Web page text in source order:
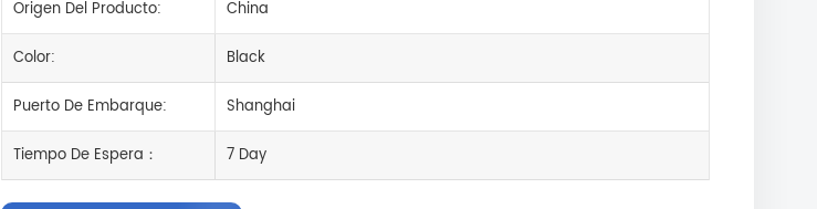
Origen Del Producto: China
Color: Black
Puerto De Embarque: Shanghai
Tiempo De Espera： 7 Day